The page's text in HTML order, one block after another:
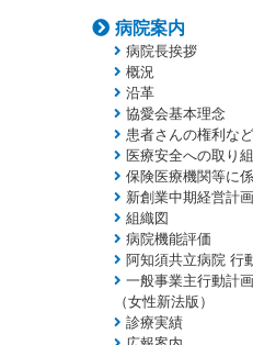
病院案内
病院長挨拶
概況
沿革
協愛会基本理念
患者さんの権利など
医療安全への取り
保険医療機関等に
新創業中期経営計画
組織図
病院機能評価
阿知須共立病院 行
一般事業主行動計画
（女性新法版）
診療実績